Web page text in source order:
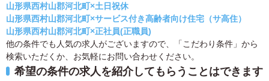
山形県西村山郡河北町×土日祝休
山形県西村山郡河北町×サービス付き高齢者向け住宅（サ高住）
山形県西村山郡河北町×正社員(正職員)
他の条件でも人気の求人がございますので、「こだわり条件」から
検索いただくか、お気軽にお問い合わせください。
希望の条件の求人を紹介してもらうことはできます